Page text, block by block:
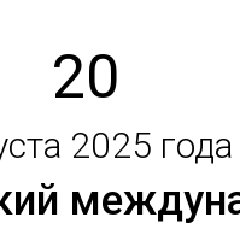
20
2025 года